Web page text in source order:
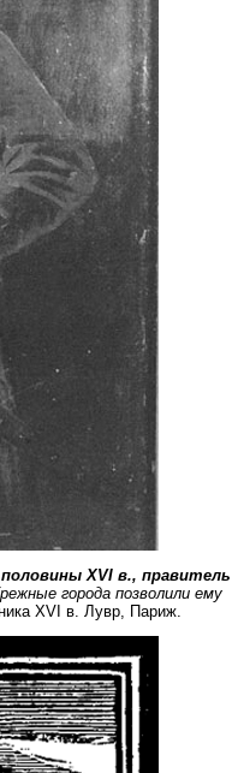
половиныXVIв., правитель
города позволили ему
XVI в. Лувр, Париж.